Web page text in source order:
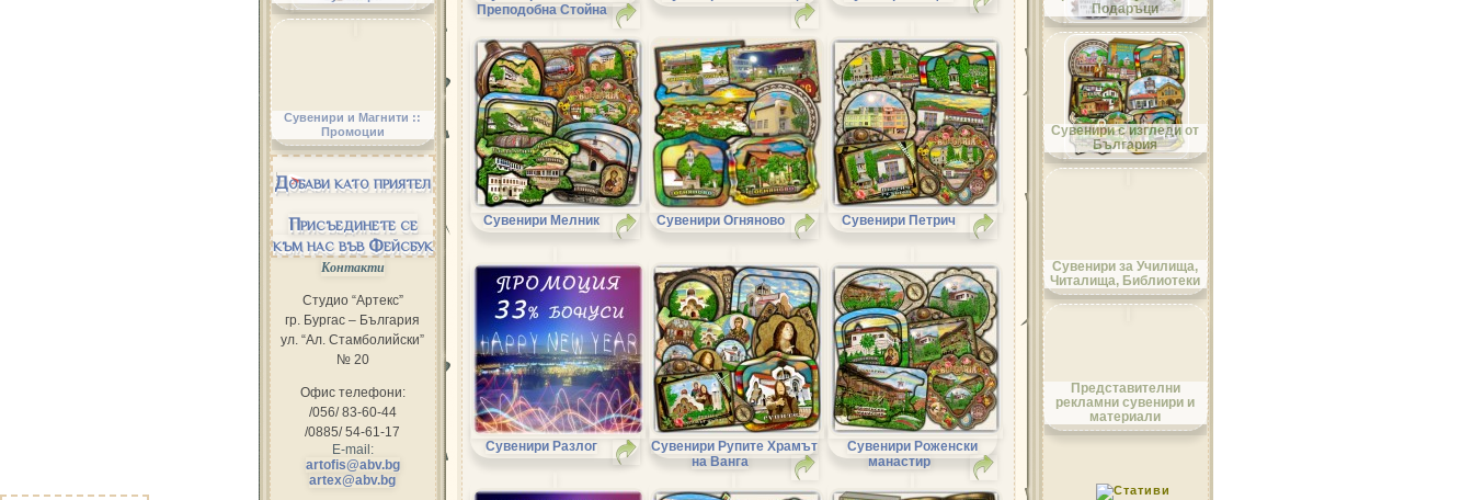
Преподобна Стойна
Сувенири Мелник Сувенири Огняново Сувенири Петрич
Сувенири Разлог
Сувенири Рупите Храмът
на Ванга
Сувенири Роженски
манастир
Сувенири и Магнити ::
Промоции
Добави като приятел
Присъединете се
към нас във Фейсбук
Контакти
Студио “Артекс”
гр. Бургас – България
ул. “Ал. Стамболийски”
№ 20
Офис телефони:
/056/ 83-60-44
/0885/ 54-61-17
E-mail:
artofis@abv.bg
artex@abv.bg
Област Кюстендил
Област Пазарджик
Подаръци
Сувенири с изгледи от
България
Сувенири за Училища,
Читалища, Библиотеки
Представителни
рекламни сувенири и
материали